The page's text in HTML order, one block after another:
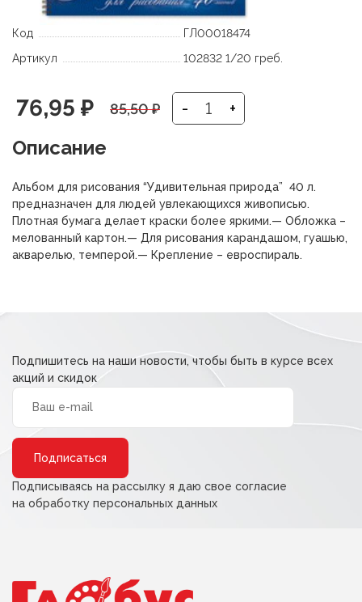
Код
ГЛ00018474
Артикул
102832 1/20 греб.
85,50₽
Первоначальная
цена
составляла
85,50 ₽.
76,95 ₽
Текущая
цена:
76,95 ₽.
- +
Описание
Альбом для рисования “Удивительная природа” 40 л.
предназначен для людей увлекающихся живописью.
Плотная бумага делает краски более яркими.— Обложка –
мелованный картон.— Для рисования карандашом, гуашью,
акварелью, темперой.— Крепление – евроспираль.
Подпишитесь на наши новости, чтобы быть в курсе всех
акций и скидок
Подписываясь на рассылку я даю свое согласие
на обработку персональных данных